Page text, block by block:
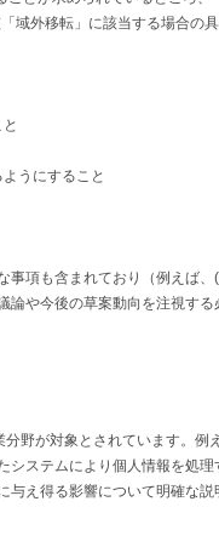
域外移転」に該当する場合の
うにすること
事項も含まれており（例えば、
論や今後の草案動向を注視する
野が対象とされています。例え
システムにより個人情報を処理
与え得る影響について明確な説